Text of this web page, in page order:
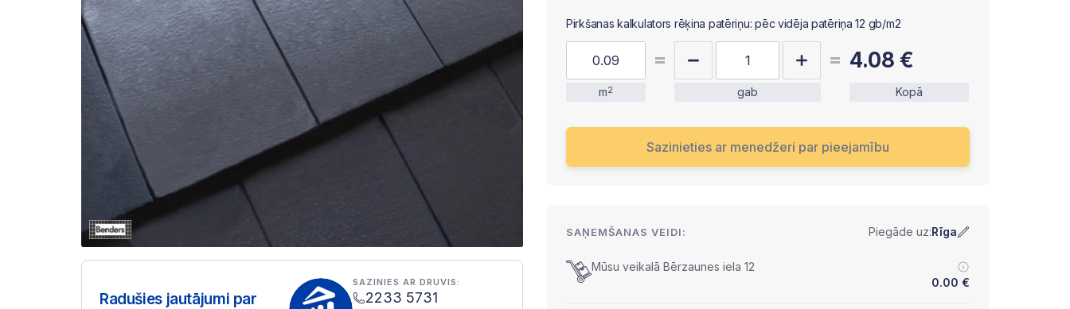
Radušies jautājumi par
SAZINIES AR DRUVIS:
2233 5731
Pirkšanas kalkulators rēķina patēriņu: pēc vidēja patēriņa 12 gb/m2
m2 gab
4.08 €
Kopā
Sazinieties ar menedžeri par pieejamību
SAŅEMŠANAS VEIDI: Piegāde uz:Rīga
Mūsu veikalā Bērzaunes iela 12
0.00 €